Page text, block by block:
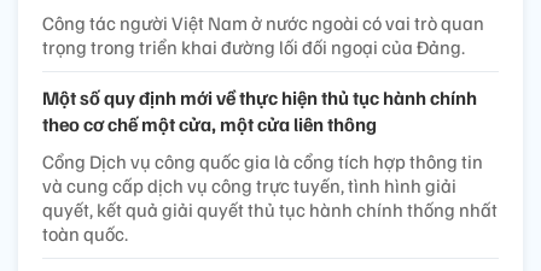
Công tác người Việt Nam ở nước ngoài có vai trò quan
trọng trong triển khai đường lối đối ngoại của Đảng.
Một số quy định mới về thực hiện thủ tục hành chính
theo cơ chế một cửa, một cửa liên thông
Cổng Dịch vụ công quốc gia là cổng tích hợp thông tin
và cung cấp dịch vụ công trực tuyến, tình hình giải
quyết, kết quả giải quyết thủ tục hành chính thống nhất
toàn quốc.